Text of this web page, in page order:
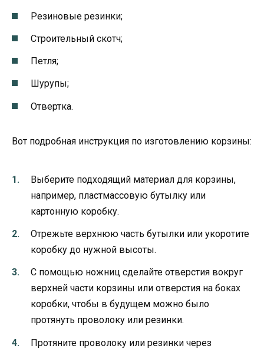
Резиновые резинки;
Строительный скотч;
Петля;
Шурупы;
Отвертка.
Вот подробная инструкция по изготовлению корзины:
Выберите подходящий материал для корзины,
например, пластмассовую бутылку или
картонную коробку.
Отрежьте верхнюю часть бутылки или укоротите
коробку до нужной высоты.
С помощью ножниц сделайте отверстия вокруг
верхней части корзины или отверстия на боках
коробки, чтобы в будущем можно было
протянуть проволоку или резинки.
Протяните проволоку или резинки через